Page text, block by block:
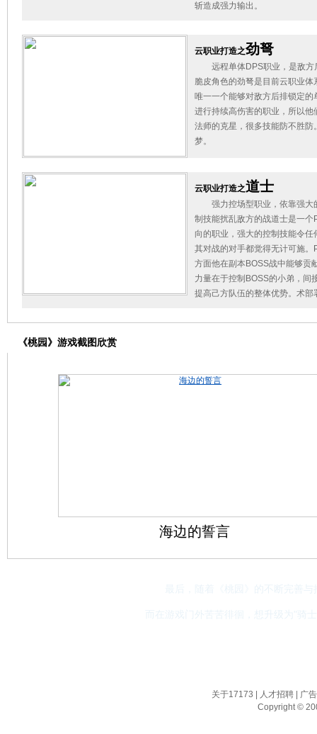
斩造成强力输出。
云职业打造之劲弩
远程单体DPS职业，是敌方
脆皮角色的劲弩是目前云职业体
唯一一个能够对敌方后排锁定的
进行持续高伤害的职业，所以他
法师的克星，很多技能防不胜防
梦。
云职业打造之道士
强力控场型职业，依靠强大
制技能扰乱敌方的战道士是一个
向的职业，强大的控制技能令任
其对战的对手都觉得无计可施。
方面他在副本BOSS战中能够贡
力量在于控制BOSS的小弟，间
提高己方队伍的整体优势。术部
《桃园》游戏截图欣赏
关于17173 人才招聘
广
Copyright ©